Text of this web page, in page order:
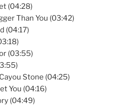
(04:28)
Than You (03:42)
(04:17)
(03:55)
Stone (04:25)
You (04:16)
(04:49)